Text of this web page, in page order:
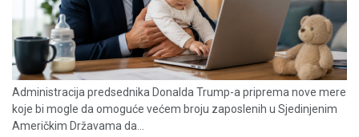
Administracija predsednika Donalda Trump-a priprema nove mere
koje bi mogle da omoguće većem broju zaposlenih u Sjedinjenim
Američkim Državama da...